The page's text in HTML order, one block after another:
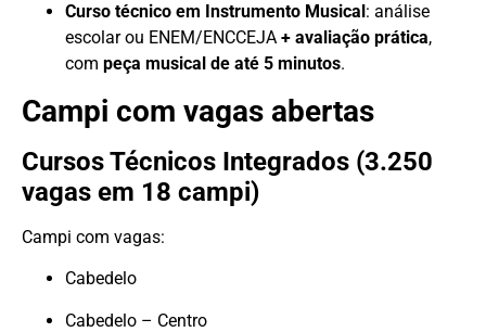
Curso técnico em Instrumento Musical : análise
escolar ou ENEM/ENCCEJA + avaliação prática,
com peça musical de até 5 minutos.
Campi com vagas abertas
Cursos Técnicos Integrados (3.250
vagas em 18 campi)
Campi com vagas:
Cabedelo
Cabedelo – Centro